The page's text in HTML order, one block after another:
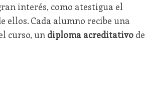
interés, como atestigua el
ellos. Cada alumno recibe una
curso, un diploma acreditativode